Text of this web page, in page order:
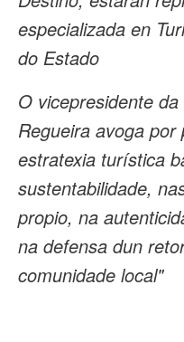
especializada en
do Estado
O vicepresidente
Regueira avoga
estratexia turística
sustentabilidade,
propio, na
na defensa dun
comunidade local"